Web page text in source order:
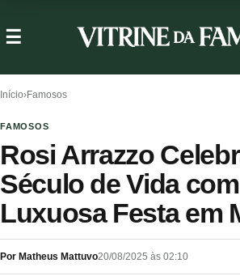
Início›Famosos
FAMOSOS
Rosi Arrazzo
Século de Vida com
Luxuosa Festa em
Por Matheus Mattuvo20/08/2025 às 02:10